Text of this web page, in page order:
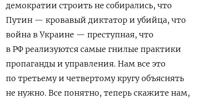
демократии строить не собирались, что
Путин — кровавый диктатор и убийца, что
война в Украине — преступная, что
в РФ реализуются самые гнилые практики
пропаганды и управления. Нам все это
по третьему и четвертому кругу объяснять
не нужно. Все понятно, теперь скажите нам,